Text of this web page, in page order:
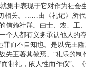
中表现于它对作为社会生
相关。……由《礼记》所
信赖社群。由士、农、工
个人都有义务承认他人的
而不自知也。是以先王
王著其教焉。”礼乐的
制礼，依人性而作仪”。